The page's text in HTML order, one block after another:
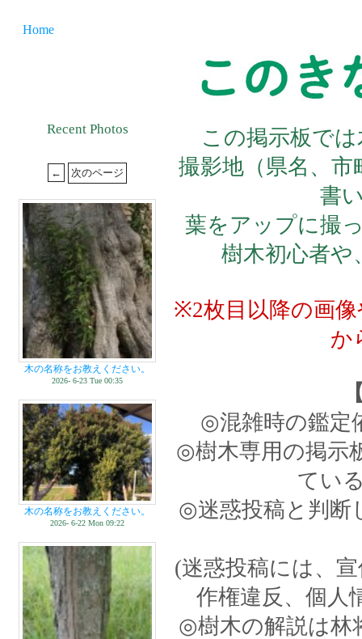
Home
Recent Photos
木の名称をお教えください。
2026- 6-23 Tue 00:35
木の名称をお教えください。
2026- 6-22 Mon 09:22
この掲示板で
撮影地（県名、
書
葉をアップに撮
樹木初心者や
※2枚目以降の画
か
◎混雑時の鑑定
◎樹木専用の掲示
てい
◎迷惑投稿と判断
(迷惑投稿には、
作権違反、個人
◎樹木の解説は林